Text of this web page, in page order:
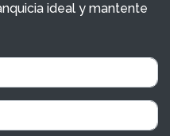
ideal y mantente